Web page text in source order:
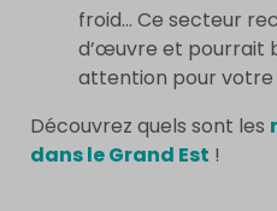
froid… Ce secteur
d’œuvre et pourrait
attention pour
Découvrez quels sont les
dans le Grand Est !